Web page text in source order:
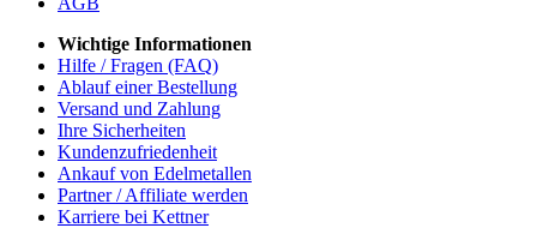
Wichtige Informationen
Hilfe / Fragen (FAQ)
Ablauf einer Bestellung
Versand und Zahlung
Ihre Sicherheiten
Kundenzufriedenheit
Ankauf von Edelmetallen
Partner / Affiliate werden
Karriere bei Kettner